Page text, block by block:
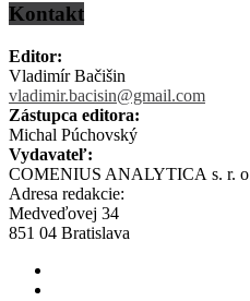
Kontakt
Editor:
Vladimír Bačišin
vladimir.bacisin@gmail.com
Zástupca editora:
Michal Púchovský
Vydavateľ:
COMENIUS ANALYTICA s. r.
Adresa redakcie:
Medveďovej 34
851 04 Bratislava